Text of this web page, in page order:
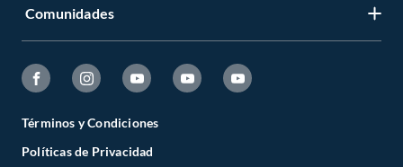
Comunidades
Términos y Condiciones
Políticas de Privacidad